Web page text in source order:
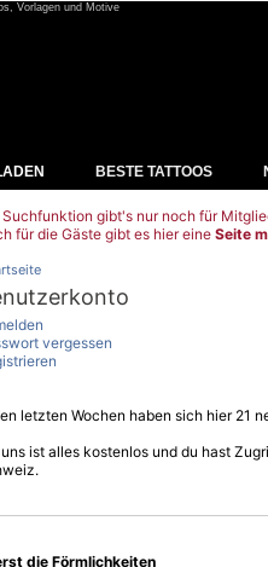
Vorlagen und Motive
BESTE TATTOOS
Suchfunktion gibt's nur noch für
für die Gäste gibt es hier eine Seite
vergessen
letzten Wochen haben sich hier 21
uns ist alles kostenlos und du hast
die Förmlichkeiten